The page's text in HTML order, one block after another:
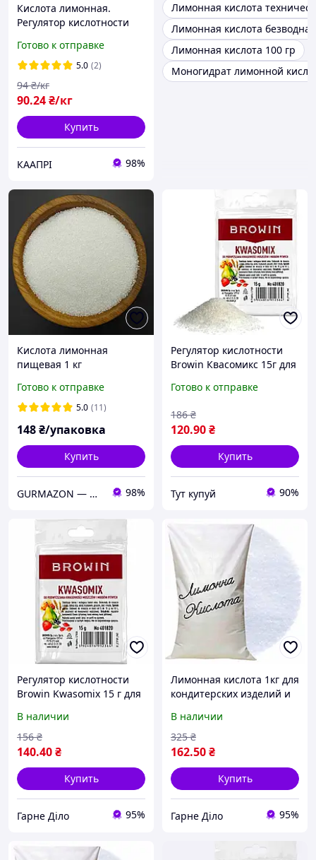
Кислота лимонная.
Регулятор кислотности
Готово к отправке
5.0 (2)
90.24₴/кг
94 ₴/кг
Купить
КААПРІ 98%
Лимонная кислота
Лимонная кислота безводная
Лимонная кислота 100 гр
Моногидрат лимонной
Кислота лимонная
пищевая 1 кг
Готово к отправке
5.0 (11)
148₴/упаковка
Купить
GURMAZON — интернет-магазин специй и приправ 98%
Регулятор кислотности
Browin Квасомикс 15г для
лимонная и яблочная
Готово к отправке
120.90₴
186 ₴
Купить
Тут купуй 90%
Регулятор кислотности
Browin Kwasomix 15 г для
10-30 л сусла, с
лимонной, винной и
яблочной кислотами
В наличии
140.40₴
156 ₴
Купить
Гарне Діло 95%
Лимонная кислота 1кг для
кондитерских изделий и
консервант и регулятор
кислотности Е330
В наличии
162.50₴
325 ₴
Купить
Гарне Діло 95%